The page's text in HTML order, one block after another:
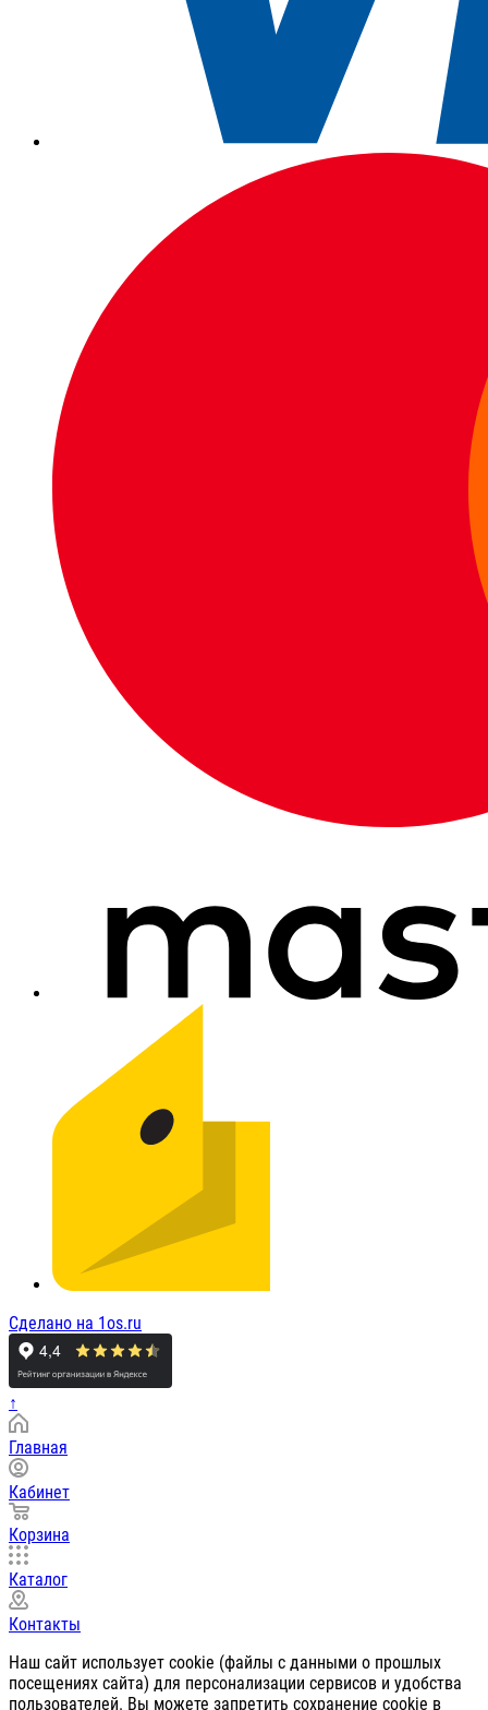
Сделано на 1os.ru
↑
Главная
Кабинет
Корзина
Каталог
Контакты
Наш сайт использует cookie (файлы с данными о прошлых
посещениях сайта) для персонализации сервисов и удобства
пользователей. Вы можете запретить сохранение cookie в